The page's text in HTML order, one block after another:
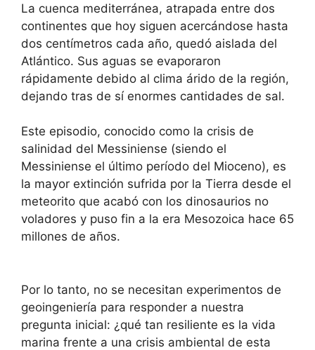
La cuenca mediterránea, atrapada entre dos
continentes que hoy siguen acercándose hasta
dos centímetros cada año, quedó aislada del
Atlántico. Sus aguas se evaporaron
rápidamente debido al clima árido de la región,
dejando tras de sí enormes cantidades de sal.
Este episodio, conocido como la crisis de
salinidad del Messiniense (siendo el
Messiniense el último período del Mioceno), es
la mayor extinción sufrida por la Tierra desde el
meteorito que acabó con los dinosaurios no
voladores y puso fin a la era Mesozoica hace 65
millones de años.
Por lo tanto, no se necesitan experimentos de
geoingeniería para responder a nuestra
pregunta inicial: ¿qué tan resiliente es la vida
marina frente a una crisis ambiental de esta